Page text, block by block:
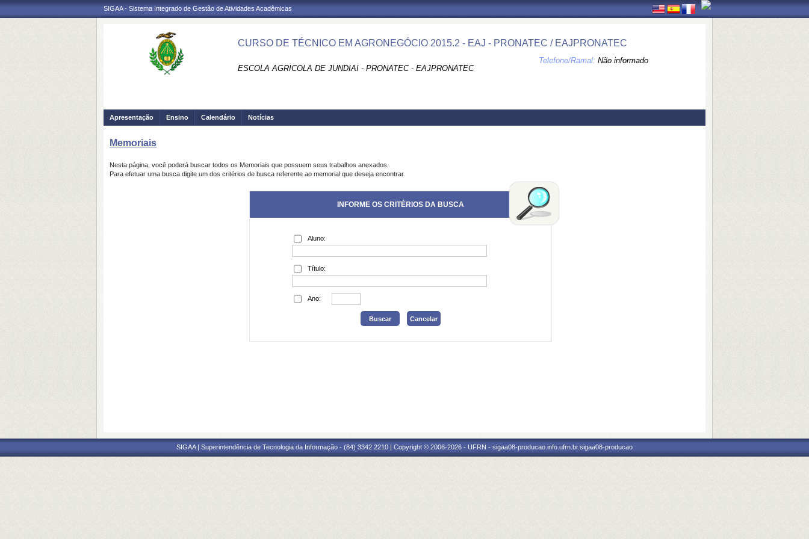
SIGAA - Sistema Integrado de Gestão de Atividades Acadêmicas
CURSO DE TÉCNICO EM AGRONEGÓCIO 2015.2 - EAJ - PRONATEC / EAJPRONATEC
ESCOLA AGRICOLA DE JUNDIAI - PRONATEC - EAJPRONATEC
Telefone/Ramal: Não informado
Apresentação Ensino Calendário Notícias
Memoriais
Nesta página, você poderá buscar todos os Memoriais que possuem seus trabalhos anexados.
Para efetuar uma busca digite um dos critérios de busca referente ao memorial que deseja encontrar.
INFORME OS CRITÉRIOS DA BUSCA
Aluno:
Título:
Ano:
SIGAA | Superintendência de Tecnologia da Informação - (84) 3342 2210 | Copyright © 2006-2026 - UFRN - sigaa08-producao.info.ufrn.br.sigaa08-producao